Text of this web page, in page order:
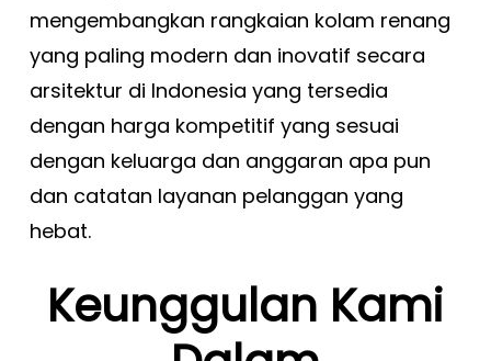
mengembangkan rangkaian kolam renang
yang paling modern dan inovatif secara
arsitektur di Indonesia yang tersedia
dengan harga kompetitif yang sesuai
dengan keluarga dan anggaran apa pun
dan catatan layanan pelanggan yang
hebat.
Keunggulan Kami